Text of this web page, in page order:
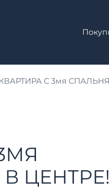
С 3мя